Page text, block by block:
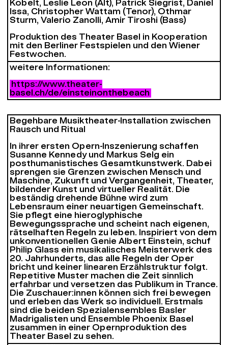
Kobelt, Leslie Leon (Alt), Patrick Siegrist, Daniel
Issa, Christopher Wattam (Tenor), Othmar
Sturm, Valerio Zanolli, Amir Tiroshi (Bass)
Produktion des Theater Basel in Kooperation
mit den Berliner Festspielen und den Wiener
Festwochen.
weitere Informationen:
https://www.theater-
basel.ch/de/einsteinonthebeach
Begehbare Musiktheater-Installation zwischen
Rausch und Ritual
In ihrer ersten Opern-Inszenierung schaffen
Susanne Kennedy und Markus Selg ein
posthumanistisches Gesamtkunstwerk. Dabei
sprengen sie Grenzen zwischen Mensch und
Maschine, Zukunft und Vergangenheit, Theater,
bildender Kunst und virtueller Realität. Die
beständig drehende Bühne wird zum
Lebensraum einer neuartigen Gemeinschaft.
Sie pflegt eine hieroglyphische
Bewegungssprache und scheint nach eigenen,
rätselhaften Regeln zu leben. Inspiriert von dem
unkonventionellen Genie Albert Einstein, schuf
Philip Glass ein musikalisches Meisterwerk des
20. Jahrhunderts, das alle Regeln der Oper
bricht und keiner linearen Erzählstruktur folgt.
Repetitive Muster machen die Zeit sinnlich
erfahrbar und versetzen das Publikum in Trance.
Die Zuschauer:innen können sich frei bewegen
und erleben das Werk so individuell. Erstmals
sind die beiden Spezialensembles Basler
Madrigalisten und Ensemble Phoenix Basel
zusammen in einer Opernproduktion des
Theater Basel zu sehen.